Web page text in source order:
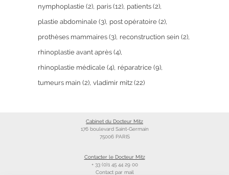
nymphoplastie (2) paris (12) patients (2)
plastie abdominale (3) post opératoire (2)
prothèses mammaires (3) reconstruction sein (2)
rhinoplastie avant après (4)
rhinoplastie médicale (4) réparatrice (9)
tumeurs main (2) vladimir mitz (22)
Cabinet du Docteur Mitz
176 boulevard Saint-Germain
75006 PARIS
Contacter le Docteur Mitz
+ 33 (0)1 45 44 29 00
Contact par mail